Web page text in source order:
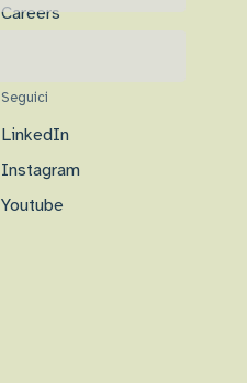
Careers
Seguici
LinkedIn
Instagram
Youtube